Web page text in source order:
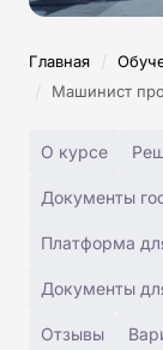
Главная /
/ Машинист
О курсе
Документы
Платформа
Документы
Отзывы